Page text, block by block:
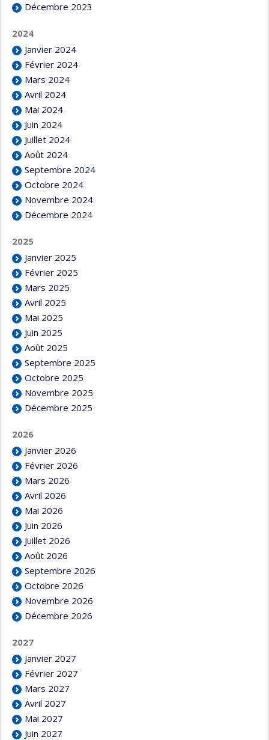
Décembre 2023
2024
Janvier 2024
Février 2024
Mars 2024
Avril 2024
Mai 2024
Juin 2024
Juillet 2024
Août 2024
Septembre 2024
Octobre 2024
Novembre 2024
Décembre 2024
2025
Janvier 2025
Février 2025
Mars 2025
Avril 2025
Mai 2025
Juin 2025
Août 2025
Septembre 2025
Octobre 2025
Novembre 2025
Décembre 2025
2026
Janvier 2026
Février 2026
Mars 2026
Avril 2026
Mai 2026
Juin 2026
Juillet 2026
Août 2026
Septembre 2026
Octobre 2026
Novembre 2026
Décembre 2026
2027
Janvier 2027
Février 2027
Mars 2027
Avril 2027
Mai 2027
Juin 2027